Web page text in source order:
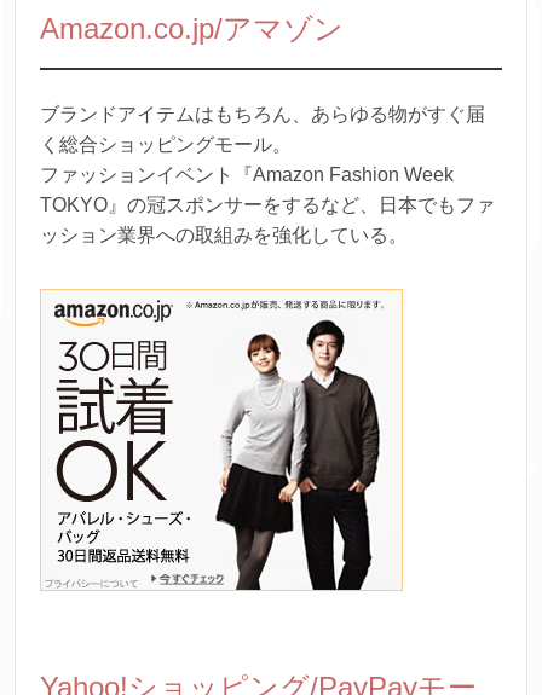
Amazon.co.jp/アマゾン
ブランドアイテムはもちろん、あらゆる物がすぐ届
く総合ショッピングモール。
ファッションイベント『Amazon Fashion Week
TOKYO』の冠スポンサーをするなど、日本でもファ
ッション業界への取組みを強化している。
Yahoo!ショッピング/PayPayモー